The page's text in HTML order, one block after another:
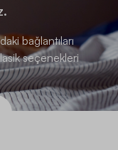
bağlantıları
seçenekleri